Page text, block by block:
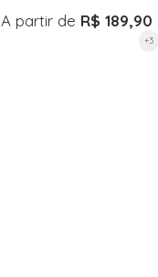
A partir de R$ 189,90
+3